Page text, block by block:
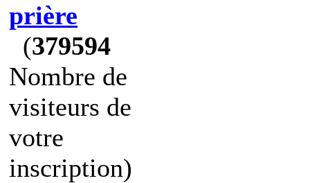
prière
(379594
Nombre de
visiteurs de
votre
inscription)